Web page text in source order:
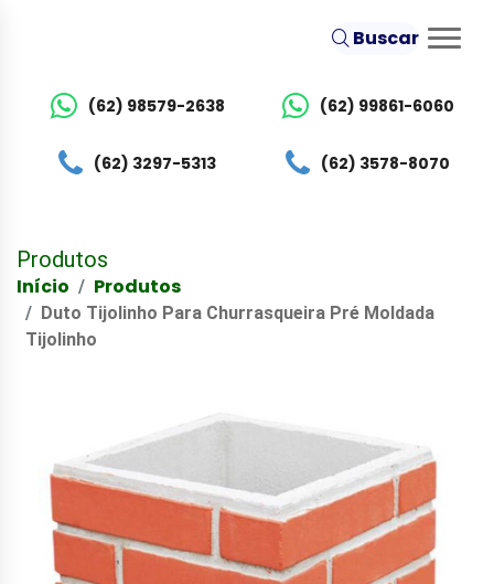
Buscar
(62) 98579-2638 (62) 99861-6060
(62) 3297-5313 (62) 3578-8070
Produtos
Início Produtos
Duto Tijolinho Para Churrasqueira Pré Moldada
Tijolinho